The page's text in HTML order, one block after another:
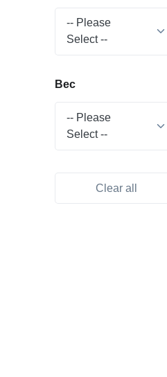
-- Please
Select --
Вес
-- Please
Select --
Clear all